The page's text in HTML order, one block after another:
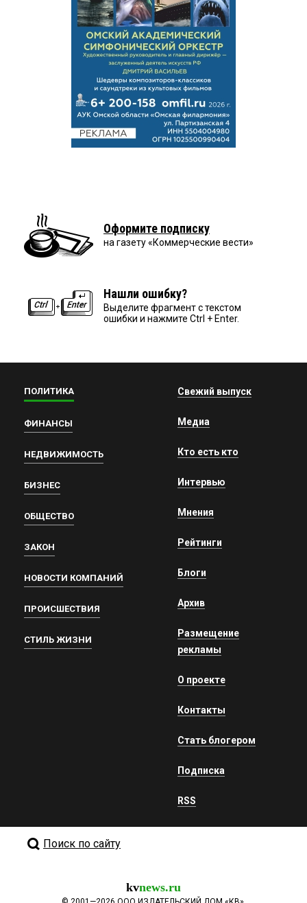
Оформите подписку
на газету «Коммерческие вести»
Нашли ошибку?
Выделите фрагмент с текстом
ошибки и нажмите Ctrl + Enter.
ПОЛИТИКА
ФИНАНСЫ
НЕДВИЖИМОСТЬ
БИЗНЕС
ОБЩЕСТВО
ЗАКОН
НОВОСТИ КОМПАНИЙ
ПРОИСШЕСТВИЯ
СТИЛЬ ЖИЗНИ
Свежий выпуск
Медиа
Кто есть кто
Интервью
Мнения
Рейтинги
Блоги
Архив
Размещение
рекламы
О проекте
Контакты
Стать блогером
Подписка
RSS
Поиск по сайту
kvnews.ru